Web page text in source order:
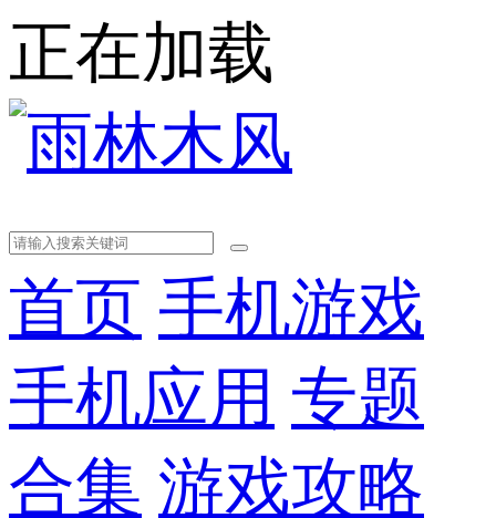
正在加载
首页 手机游戏
手机应用 专题
合集 游戏攻略